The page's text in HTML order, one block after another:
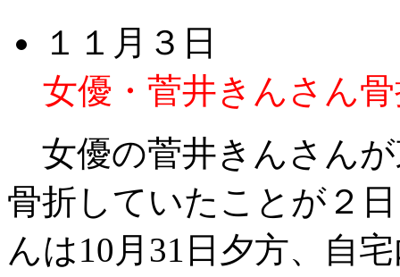
１１月３日
女優・菅井きんさん
女優の菅井きんさん
骨折していたことが２
んは10月31日夕方、自